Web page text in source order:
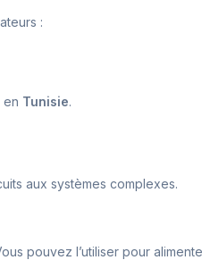
:
en Tunisie.
aux systèmes complexes.
pouvez l’utiliser pour